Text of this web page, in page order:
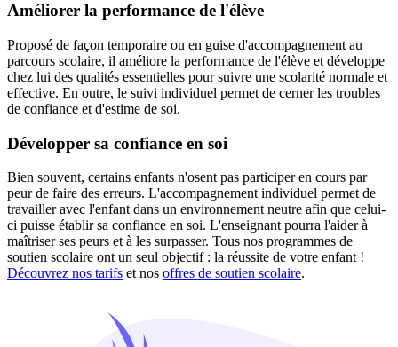
Améliorer la performance de l'élève
Proposé de façon temporaire ou en guise d'accompagnement au
parcours scolaire, il améliore la performance de l'élève et développe
chez lui des qualités essentielles pour suivre une scolarité normale et
effective. En outre, le suivi individuel permet de cerner les troubles
de confiance et d'estime de soi.
Développer sa confiance en soi
Bien souvent, certains enfants n'osent pas participer en cours par
peur de faire des erreurs. L'accompagnement individuel permet de
travailler avec l'enfant dans un environnement neutre afin que celui-
ci puisse établir sa confiance en soi. L'enseignant pourra l'aider à
maîtriser ses peurs et à les surpasser. Tous nos programmes de
soutien scolaire ont un seul objectif : la réussite de votre enfant !
Découvrez nos tarifs et nos offres de soutien scolaire.